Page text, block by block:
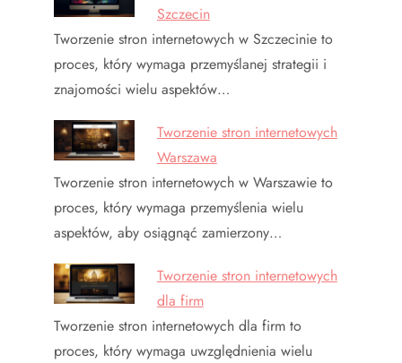
Szczecin
Tworzenie stron internetowych w Szczecinie to
proces, który wymaga przemyślanej strategii i
znajomości wielu aspektów…
Tworzenie stron internetowych
Warszawa
Tworzenie stron internetowych w Warszawie to
proces, który wymaga przemyślenia wielu
aspektów, aby osiągnąć zamierzony…
Tworzenie stron internetowych
dla firm
Tworzenie stron internetowych dla firm to
proces, który wymaga uwzględnienia wielu